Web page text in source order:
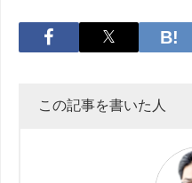
この記事を書いた人